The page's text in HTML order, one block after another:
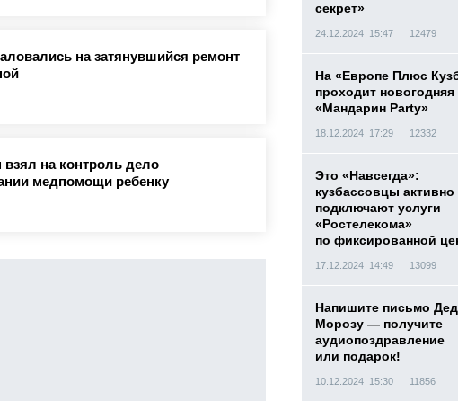
на затянувшийся ремонт
на контроль дело
медпомощи ребенку
секрет»
24.12.2024 15:47 12479
На «Европе Плюс
проходит новогодняя
«Мандарин Party»
18.12.2024 17:29 12332
Это «Навсегда»:
кузбассовцы активно
подключают услуги
«Ростелекома»
по фиксированной
17.12.2024 14:49 13099
Напишите письмо
Морозу — получите
аудиопоздравление
или подарок!
10.12.2024 15:30 11856